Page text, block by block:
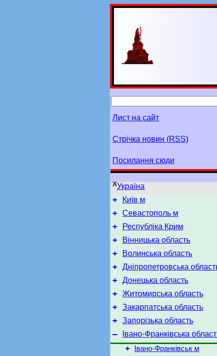
Лист на сайт
Стрічка новин (RSS)
Посилання сюди
^Україна
+ Київ м
+ Севастополь м
+ Республіка Крим
+ Вінницька область
+ Волинська область
+ Дніпропетровська
+ Донецька область
+ Житомирська область
+ Закарпатська область
+ Запорізька область
–
Івано-Франківська
+
Івано-Франківськ м